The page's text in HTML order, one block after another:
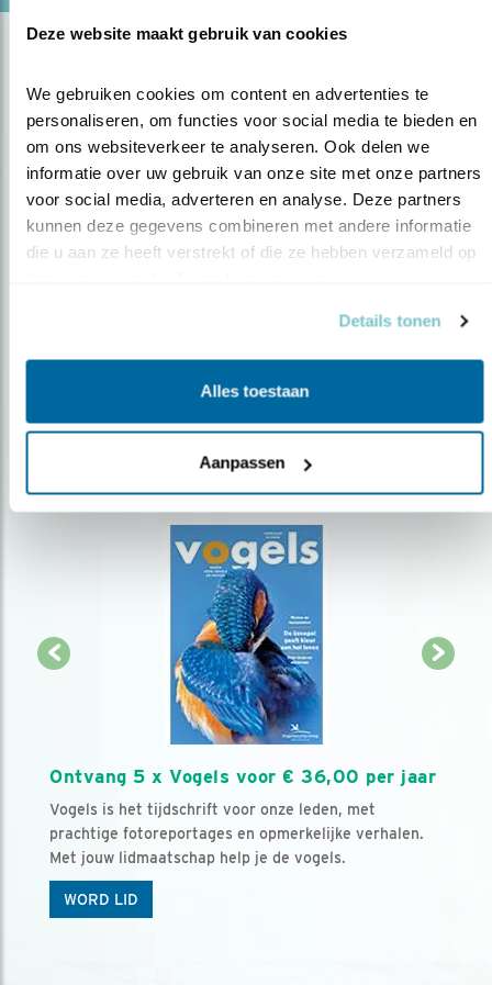
Deze website maakt gebruik van cookies
We gebruiken cookies om content en advertenties te
personaliseren, om functies voor social media te bieden en
om ons websiteverkeer te analyseren. Ook delen we
informatie over uw gebruik van onze site met onze partners
voor social media, adverteren en analyse. Deze partners
kunnen deze gegevens combineren met andere informatie
die u aan ze heeft verstrekt of die ze hebben verzameld op
Details tonen
Alles toestaan
Aanpassen
Op de hoogte blijven?
Meld je aan en ontvang nieuws, inspiratie, acties en tips
Volg ons via social media
Ontvang 5 x Vogels voor € 36,00 per jaar
Vogels is het tijdschrift voor onze leden, met
prachtige fotoreportages en opmerkelijke verhalen.
Met jouw lidmaatschap help je de vogels.
WORD LID